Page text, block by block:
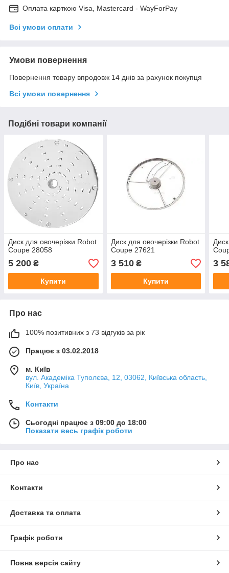
Оплата карткою Visa, Mastercard - WayForPay
Всі умови оплати
Умови повернення
Повернення товару впродовж 14 днів за рахунок покупця
Всі умови повернення
Подібні товари компанії
Диск для овочерізки Robot
Coupe 28058
5 200 ₴
Купити
Диск для овочерізки Robot
Coupe 27621
3 510₴
Купити
3
Про нас
100% позитивних з 73 відгуків за рік
Працює з 03.02.2018
м. Київ
вул. Академіка Туполєва, 12, 03062, Київська область,
Київ, Україна
Контакти
Сьогодні працює з 09:00 до 18:00
Показати весь графік роботи
Про нас
Контакти
Доставка та оплата
Графік роботи
Повна версія сайту